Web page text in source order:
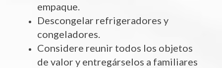
empaque.
Descongelar refrigeradores y
congeladores.
Considere reunir todos los objetos
de valor y entregárselos a familiares